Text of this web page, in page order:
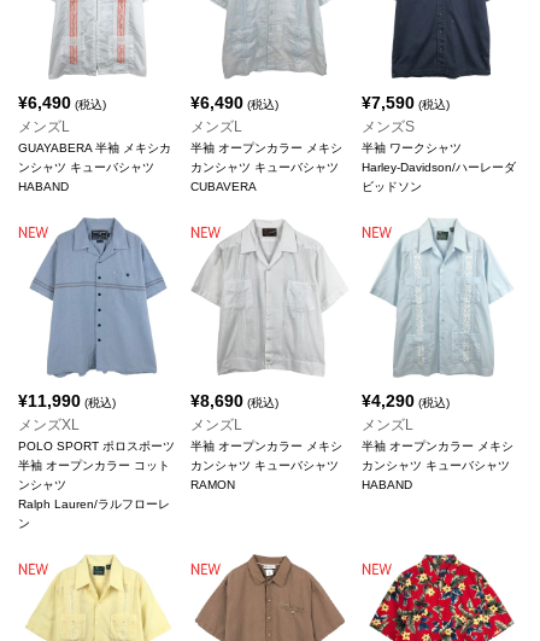
¥6,490 (税込)
メンズL
GUAYABERA 半袖 メキシカ
ンシャツ キューバシャツ
HABAND
¥6,490(税込)
メンズL
半袖 オープンカラー メキシ
カンシャツ キューバシャツ
CUBAVERA
¥7,590 (税込)
メンズS
半袖 ワークシャツ
Harley-Davidson/ハーレーダ
ビッドソン
¥11,990 (税込)
メンズXL
POLO SPORT ポロスポーツ
半袖 オープンカラー コット
ンシャツ
Ralph Lauren/ラルフローレ
ン
¥8,690(税込)
メンズL
半袖 オープンカラー メキシ
カンシャツ キューバシャツ
RAMON
¥4,290 (税込)
メンズL
半袖 オープンカラー メキシ
カンシャツ キューバシャツ
HABAND